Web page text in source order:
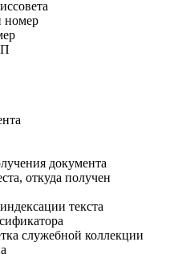
номер
документа
откуда получен
текста
служебной коллекции